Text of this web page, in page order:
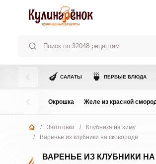
🍆 САЛАТЫ 🍵 ПЕРВЫЕ БЛЮДА
Окрошка Желе из красной
/ Заготовки /
Клубника на зиму
/
Варенье из клубники на сковороде
ВАРЕНЬЕ ИЗ КЛУБНИКИ НА